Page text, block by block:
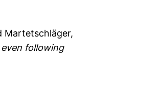
Martetschläger,
following